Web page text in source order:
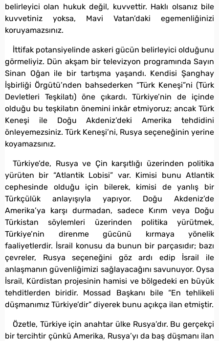
belirleyici olan hukuk değil, kuvvettir. Haklı olsanız bile
kuvvetiniz yoksa, Mavi Vatan’daki egemenliğinizi
koruyamazsınız.
İttifak potansiyelinde askeri gücün belirleyici olduğunu
görmeliyiz. Dün akşam bir televizyon programında Sayın
Sinan Oğan ile bir tartışma yaşandı. Kendisi Şanghay
İşbirliği Örgütü’nden bahsederken “Türk Keneşi”ni (Türk
Devletleri Teşkilatı) öne çıkardı. Türkiye’nin de içinde
olduğu bu teşkilatın önemini inkâr etmiyoruz; ancak Türk
Keneşi ile Doğu Akdeniz’deki Amerika tehdidini
önleyemezsiniz. Türk Keneşi’ni, Rusya seçeneğinin yerine
koyamazsınız.
Türkiye’de, Rusya ve Çin karşıtlığı üzerinden politika
yürüten bir “Atlantik Lobisi” var. Kimisi bunu Atlantik
cephesinde olduğu için bilerek, kimisi de yanlış bir
Türkçülük anlayışıyla yapıyor. Doğu Akdeniz’de
Amerika’ya karşı durmadan, sadece Kırım veya Doğu
Türkistan söylemleri üzerinden politika yürütmek,
Türkiye’nin direnme gücünü kırmaya yönelik
faaliyetlerdir. İsrail konusu da bunun bir parçasıdır; bazı
çevreler, Rusya seçeneğini göz ardı edip İsrail ile
anlaşmanın güvenliğimizi sağlayacağını savunuyor. Oysa
İsrail, Kürdistan projesinin hamisi ve bölgedeki en büyük
tehditlerden biridir. Mossad Başkanı bile “En tehlikeli
düşmanımız Türkiye’dir” diyerek bunu açıkça ilan etmiştir.
Özetle, Türkiye için anahtar ülke Rusya’dır. Bu gerçekçi
bir tercihtir çünkü Amerika, Rusya’yı da baş düşmanı ilan